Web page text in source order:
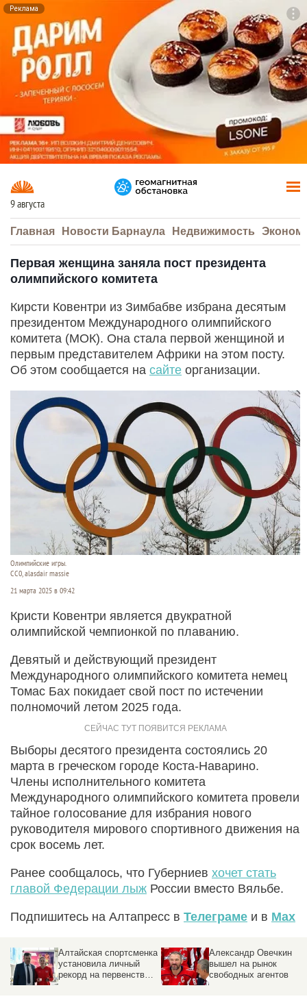
Реклама
9 августа
Главная Новости Барнаула Недвижимость
Первая женщина заняла пост президента
олимпийского комитета
Кирсти Ковентри из Зимбабве избрана десятым
президентом Международного олимпийского
комитета (МОК). Она стала первой женщиной и
первым представителем Африки на этом посту.
Об этом сообщается на сайте организации.
Олимпийские игры.
СС0, alasdair massie
21 марта 2025 в 09:42
Кристи Ковентри является двукратной
олимпийской чемпионкой по плаванию.
Девятый и действующий президент
Международного олимпийского комитета немец
Томас Бах покидает свой пост по истечении
полномочий летом 2025 года.
Выборы десятого президента состоялись 20
марта в греческом городе Коста-Наварино.
Члены исполнительного комитета
Международного олимпийского комитета провели
тайное голосование для избрания нового
руководителя мирового спортивного движения на
срок восемь лет.
Ранее сообщалось, что Губерниев хочет стать
главой Федерации лыж России вместо Вяльбе.
Подпишитесь на Алтапресс в Телеграме и в Max
Алтайская спортсменка
установила личный
рекорд на первенстве
Александр Овечкин
вышел на рынок
свободных агентов